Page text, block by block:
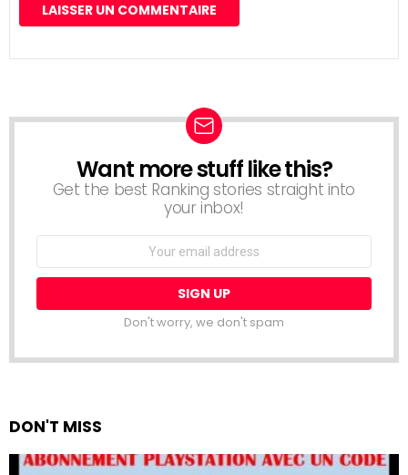
NEWSLETTER
Want more stuff like this?
Get the best Ranking stories straight into
your inbox!
Email
Don't worry, we don't spam
DON'T MISS